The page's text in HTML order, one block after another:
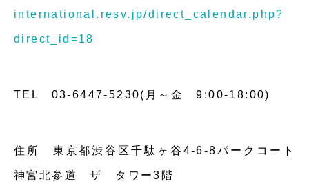
international.resv.jp/direct_calendar.php?
direct_id=18
TEL 03-6447-5230(月～金 9:00-18:00)
住所 東京都渋谷区千駄ヶ谷4-6-8パークコート
神宮北参道 ザ タワー3階